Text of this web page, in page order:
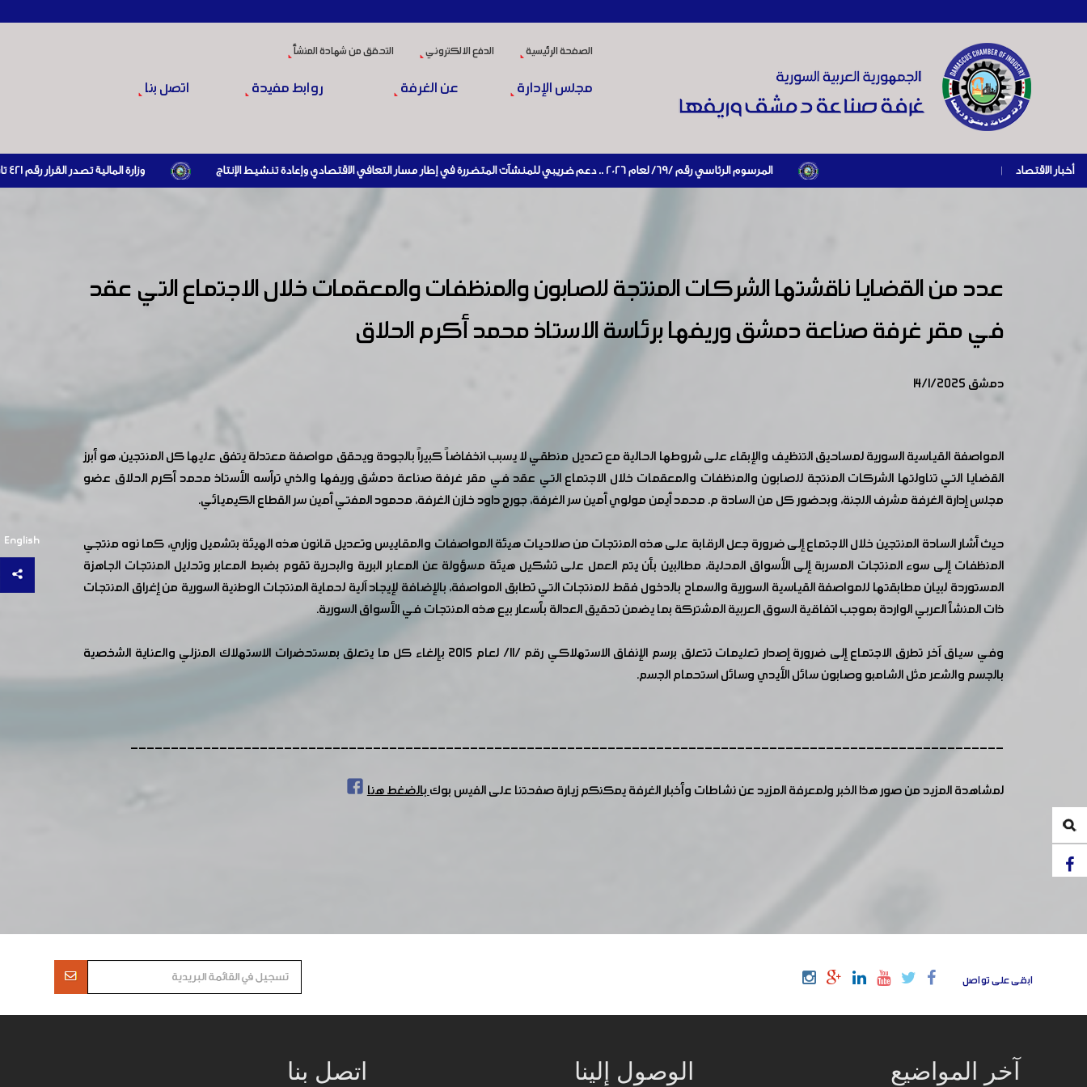
الصفحة الرئيسية الدفع الالكتروني التحقق من شهادة المنشأ
مجلس الإدارة عن الغرفة روابط مفيدة اتصل بنا
أخبار الاقتصاد | المرسوم الرئاسي رقم /69/ لعام 2026 .. دعم ضريبي للمنشآت المتضررة في إطار مسار التعافي الاقتصادي وإعادة تنشيط الإنتاج وزارة المالية تصدر القرار رقم 421 تاريخ 24/3/2026 المتضمن الزام المستوردين بإبراز براءة ذمة مالية سارية صادرة عن الهيئة العامة للضرائب والرسوم أو مديرياتها عند القيام بعمليات الاستيراد
English
عدد من القضايا ناقشتها الشركات المنتجة للصابون والمنظفات والمعقمات خلال الاجتماع التي عقد
في مقر غرفة صناعة دمشق وريفها برئاسة الاستاذ محمد أكرم الحلاق
دمشق 14/1/2025
المواصفة القياسية السورية لمساحيق التنظيف والإبقاء على شروطها الحالية مع تعديل منطقي لا يسبب انخفاضاً كبيراً بالجودة ويحقق مواصفة معتدلة يتفق عليها كل المنتجين، هو أبرز
القضايا التي تناولتها الشركات المنتجة للصابون والمنظفات والمعقمات خلال الاجتماع التي عقد في مقر غرفة صناعة دمشق وريفها والذي ترأسه الأستاذ محمد أكرم الحلاق عضو
مجلس إدارة الغرفة مشرف اللجنة، وبحضور كل من السادة م. محمد أيمن مولوي أمين سر الغرفة، جورج داود خازن الغرفة، محمود المفتي أمين سر القطاع الكيميائي.
حيث أشار السادة المنتجين خلال الاجتماع إلى ضرورة جعل الرقابة على هذه المنتجات من صلاحيات هيئة المواصفات والمقاييس وتعديل قانون هذه الهيئة بتشميل وزاري، كما نوه منتجي
المنظفات إلى سوء المنتجات المسربة إلى الأسواق المحلية، مطالبين بأن يتم العمل على تشكيل هيئة مسؤولة عن المعابر البرية والبحرية تقوم بضبط المعابر وتحليل المنتجات الجاهزة
المستوردة لبيان مطابقتها للمواصفة القياسية السورية والسماح بالدخول فقط للمنتجات التي تطابق المواصفة، بالإضافة لإيجاد آلية لحماية المنتجات الوطنية السورية من إغراق المنتجات
ذات المنشأ العربي الواردة بموجب اتفاقية السوق العربية المشتركة بما يضمن تحقيق العدالة بأسعار بيع هذه المنتجات في الأسواق السورية.
وفي سياق آخر تطرق الاجتماع إلى ضرورة إصدار تعليمات تتعلق برسم الإنفاق الاستهلاكي رقم /11/ لعام 2015 بإلغاء كل ما يتعلق بمستحضرات الاستهلاك المنزلي والعناية الشخصية
بالجسم والشعر مثل الشامبو وصابون سائل الأيدي وسائل استحمام الجسم.
------------------------------------------------------------------------------------------------------------
لمشاهدة المزيد من صور هذا الخبر ولمعرفة المزيد عن نشاطات وأخبار الغرفة يمكنكم زيارة صفحتنا على الفيس بوكبالضغط هنا
ابقى على تواصل
آخر المواضيع الوصول إلينا اتصل بنا